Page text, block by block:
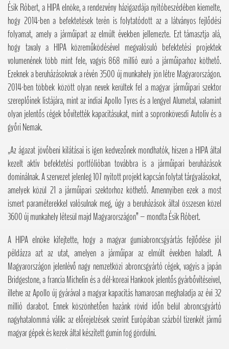
Ésik Róbert, a HIPA elnöke, a rendezvény házigazdája nyitóbeszédében kiemelte,
hogy 2014-ben a befektetések terén is folytatódott az a látványos fejlődési
folyamat, amely a járműipart az elmúlt években jellemezte. Ezt támasztja alá,
hogy tavaly a HIPA közreműködésével megvalósuló befektetési projektek
volumenének több mint fele, vagyis 868 millió euró a járműiparhoz köthető.
Ezeknek a beruházásoknak a révén 3500 új munkahely jön létre Magyarországon.
2014-ben többek között olyan nevek kerültek fel a magyar járműipari szektor
szereplőinek listájára, mint az indiai Apollo Tyres és a lengyel Alumetal, valamint
olyan jelentős cégek bővítették kapacitásukat, mint a sopronkövesdi Autoliv és a
győri Nemak.
„Az ágazat jövőbeni kilátásai is igen kedvezőnek mondhatók, hiszen a HIPA által
kezelt aktív befektetési portfólióban továbbra is a járműipari beruházások
dominálnak. A szervezet jelenleg 107 nyitott projekt kapcsán folytat tárgyalásokat,
amelyek közül 21 a járműipari szektorhoz köthető. Amennyiben ezek a most
ismert paraméterekkel valósulnak meg, úgy a beruházások által összesen közel
3600 új munkahely létesül majd Magyarországon” – mondta Ésik Róbert.
A HIPA elnöke kifejtette, hogy a magyar gumiabroncsgyártás fejlődése jól
példázza azt az utat, amelyen a járműipar az elmúlt években haladt. A
Magyarországon jelenlévő nagy nemzetközi abroncsgyártó cégek, vagyis a japán
Bridgestone, a francia Michelin és a dél-koreai Hankook jelentős gyárbővítéseivel,
illetve az Apollo új gyárával a magyar kapacitás hamarosan meghaladja az évi 32
millió darabot. Ennek köszönhetően hazánk rövid időn belül abroncsgyártó
nagyhatalommá válik: az előrejelzések szerint Európában százból tizenkét jármű
magyar gépek és kezek által készített gumin fog gördülni.